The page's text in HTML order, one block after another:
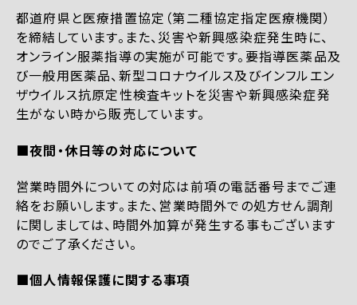
都道府県と医療措置協定（第二種協定指定医療機関）
を締結しています。また、災害や新興感染症発生時に、
オンライン服薬指導の実施が可能です。要指導医薬品及
び一般用医薬品、新型コロナウイルス及びインフルエン
ザウイルス抗原定性検査キットを災害や新興感染症発
生がない時から販売しています。
■夜間・休日等の対応について
営業時間外についての対応は前項の電話番号までご連
絡をお願いします。また、営業時間外での処方せん調剤
に関しましては、時間外加算が発生する事もございます
のでご了承ください。
■個人情報保護に関する事項